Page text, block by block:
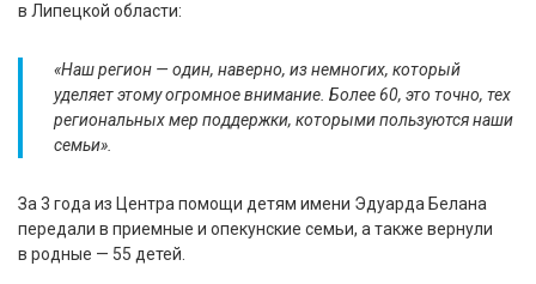
в Липецкой области:
«Наш регион — один, наверно, из немногих, который
уделяет этому огромное внимание. Более 60, это точно, тех
региональных мер поддержки, которыми пользуются наши
семьи».
За 3 года из Центра помощи детям имени Эдуарда Белана
передали в приемные и опекунские семьи, а также вернули
в родные — 55 детей.